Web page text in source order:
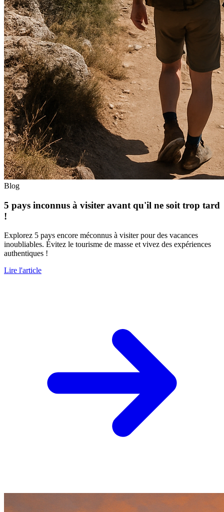
Blog
5 pays inconnus à visiter avant qu'il ne soit trop tard
!
Explorez 5 pays encore méconnus à visiter pour des vacances
inoubliables. Évitez le tourisme de masse et vivez des expériences
authentiques !
Lire l'article